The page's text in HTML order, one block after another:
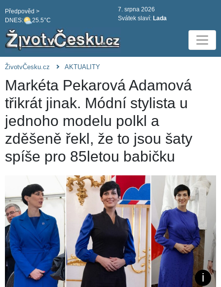
DNES: 25.5°C
Předpověd >
7. srpna 2026
Svátek slaví: Lada
ŽivotvČesku.cz AKTUALITY
Markéta Pekarová Adamová
třikrát jinak. Módní stylista u
jednoho modelu polkl a
zděšeně řekl, že to jsou šaty
spíše pro 85letou babičku